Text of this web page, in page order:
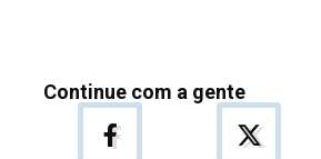
Continue com a gente